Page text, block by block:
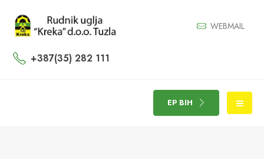
WEBMAIL
+387(35) 282 111
EP BIH